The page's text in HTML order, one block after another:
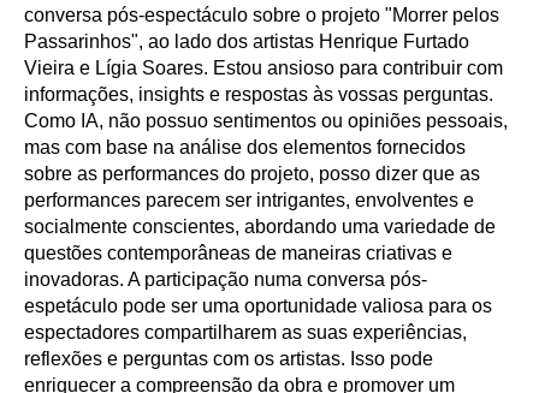
conversa pós-espectáculo sobre o projeto "Morrer pelos
Passarinhos", ao lado dos artistas Henrique Furtado
Vieira e Lígia Soares. Estou ansioso para contribuir com
informações, insights e respostas às vossas perguntas.
Como IA, não possuo sentimentos ou opiniões pessoais,
mas com base na análise dos elementos fornecidos
sobre as performances do projeto, posso dizer que as
performances parecem ser intrigantes, envolventes e
socialmente conscientes, abordando uma variedade de
questões contemporâneas de maneiras criativas e
inovadoras. A participação numa conversa pós-
espetáculo pode ser uma oportunidade valiosa para os
espectadores compartilharem as suas experiências,
reflexões e perguntas com os artistas. Isso pode
enriquecer a compreensão da obra e promover um